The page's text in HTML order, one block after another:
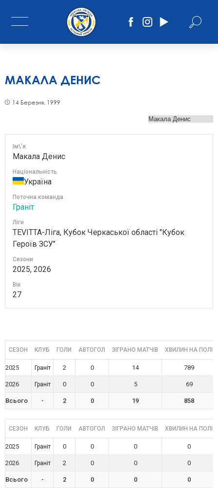
МАКАЛА ДЕНИС
14 Березня, 1999
Ім\'я
Макала Денис
Національність
Україна
Поточна команда
Граніт
Ліги
TEVITTA-Ліга, Кубок Черкаської області "Кубок
Героїв ЗСУ"
Сезони
2025, 2026
Вік
27
СЕЗОН КЛУБ ГОЛИ АВТОГОЛ ЗІГРАНО МАТЧІВ ХВИЛИН НА ПОЛІ
2025 Граніт 2 0 14 789
2026 Граніт 0 0 5 69
Всього - 2 0 19 858
СЕЗОН КЛУБ ГОЛИ АВТОГОЛ ЗІГРАНО МАТЧІВ ХВИЛИН НА ПОЛІ
2025 Граніт 0 0 0 0
2026 Граніт 2 0 0 0
Всього - 2 0 0 0